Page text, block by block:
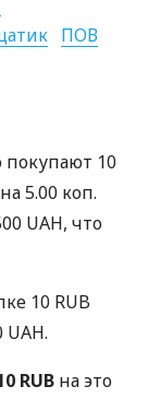
ПОВ
покупают 10
5.00 коп.
UAH, что
10 RUB
UAH.
RUB на это